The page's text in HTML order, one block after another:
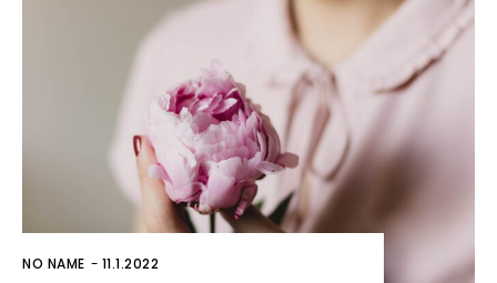
NO NAME - 11.1.2022